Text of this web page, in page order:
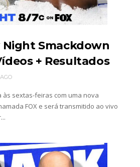
Night Smackdown
+ Resultados
às sextas-feiras com uma nova
FOX e será transmitido ao vivo